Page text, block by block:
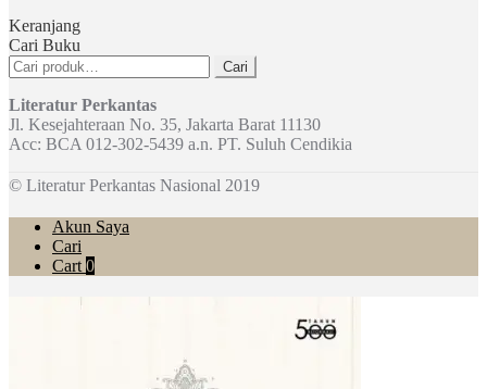
Keranjang
Cari Buku
Pencarian
untuk:
Cari
Literatur Perkantas
Jl. Kesejahteraan No. 35, Jakarta Barat 11130
Acc: BCA 012-302-5439 a.n. PT. Suluh Cendikia
© Literatur Perkantas Nasional 2019
Akun Saya
Cari
Cart 0